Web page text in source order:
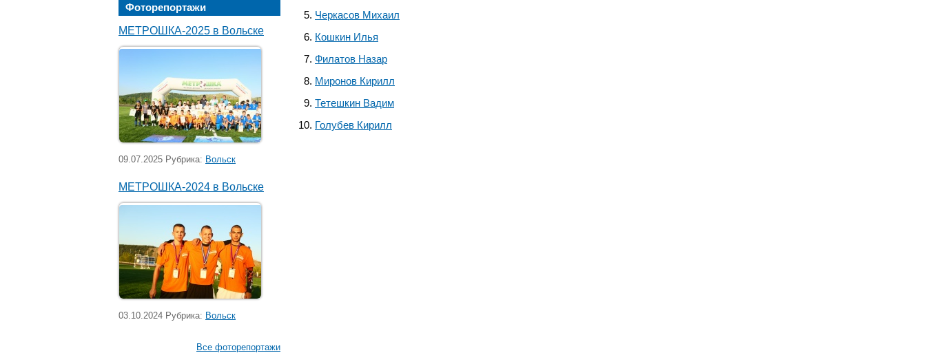
Фоторепортажи
МЕТРОШКА-2025 в Вольске
09.07.2025 Рубрика: Вольск
МЕТРОШКА-2024 в Вольске
03.10.2024 Рубрика: Вольск
Все фоторепортажи
Черкасов Михаил
Кошкин Илья
Филатов Назар
Миронов Кирилл
Тетешкин Вадим
Голубев Кирилл